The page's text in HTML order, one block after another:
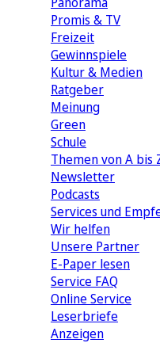
Promis & TV
Freizeit
Gewinnspiele
Kultur & Medien
Ratgeber
Meinung
Green
Schule
Themen von A bis
Newsletter
Podcasts
Services und
Wir helfen
Unsere Partner
E-Paper lesen
Service FAQ
Online Service
Leserbriefe
Anzeigen